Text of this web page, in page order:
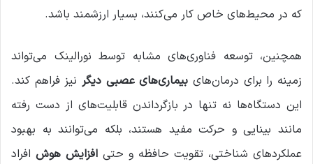
که در محیط‌های خاص کار می‌کنند، بسیار ارزشمند باشد.
همچنین، توسعه فناوری‌های مشابه توسط نورالینک می‌تواند
زمینه را برای درمان‌های بیماری‌های عصبی دیگر نیز فراهم کند.
این دستگاه‌ها نه تنها در بازگرداندن قابلیت‌های از دست رفته
مانند بینایی و حرکت مفید هستند، بلکه می‌توانند به بهبود
عملکردهای شناختی، تقویت حافظه و حتی افزایش هوش افراد